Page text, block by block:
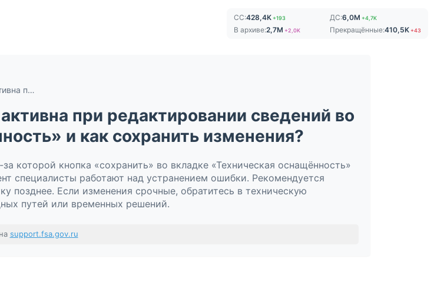
СС:428,4K+193 ДС:6,0M +4,7K
В архиве:2,7M +2,0K Прекращённые:410,5K +43
Почему кнопка «сохранить» не активна при редактировании сведений во вкладке «Техническая оснащённость» и как сохранить изменения?
при редактировании сведений во
и как сохранить изменения?
которой кнопка «сохранить» во вкладке «Техническая оснащённость»
специалисты работают над устранением ошибки. Рекомендуется
позднее. Если изменения срочные, обратитесь в техническую
путей или временных решений.
support.fsa.gov.ru